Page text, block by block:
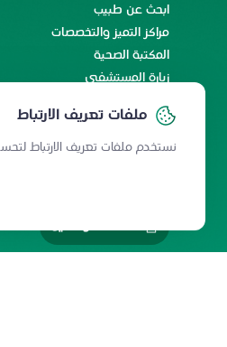
ملفات تعريف الارتباط
نستخدم ملفات تعريف الارتباط
ابحث عن طبيب
مراكز التميز والتخصصات
المكتبة الصحية
زيارة المستشفى
رحلة المريض الدولي
رحلة الاستشفاء والسكينة
خدمات الموظفين